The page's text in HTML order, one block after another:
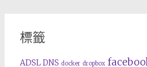
標籤
ADSL DNS docker dropbox